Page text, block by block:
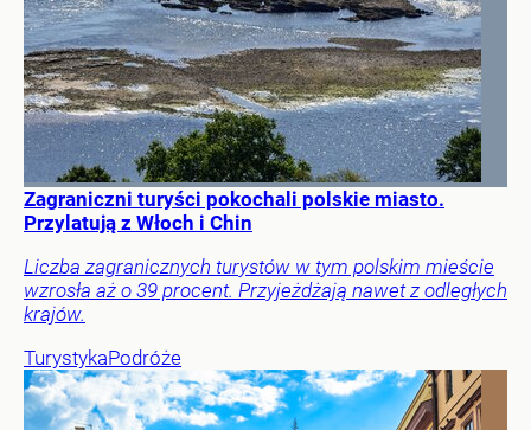
Zagraniczni turyści pokochali polskie miasto.
Przylatują z Włoch i Chin
Liczba zagranicznych turystów w tym polskim mieście
wzrosła aż o 39 procent. Przyjeżdżają nawet z odległych
krajów.
TurystykaPodróże